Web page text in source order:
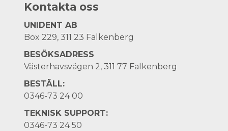
Kontakta oss
UNIDENT AB
Box 229, 311 23 Falkenberg
BESÖKSADRESS
Västerhavsvägen 2, 311 77 Falkenberg
BESTÄLL:
0346-73 24 00
TEKNISK SUPPORT:
0346-73 24 50